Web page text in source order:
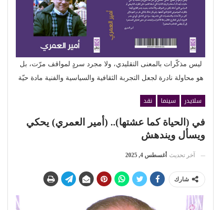
ليس مذكّرات بالمعنى التقليدي، ولا مجرد سردٍ لمواقف مرّت، بل
هو محاولة نادرة لجعل التجربة الثقافية والسياسية والفنية مادة حيّة
سلايدر سينما
نقد
في (الحياة كما عشتها).. (أمير العمري) يحكي
ويسأل ويندهش
آخر تحديث أغسطس 4, 2025
شارك